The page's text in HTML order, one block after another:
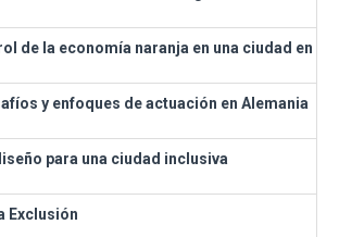
de la economía naranja en una ciudad en
y enfoques de actuación en Alemania
para una ciudad inclusiva
Exclusión